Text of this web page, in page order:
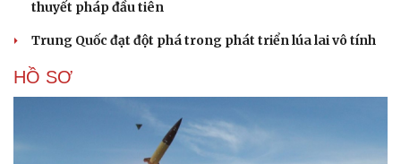
thuyết pháp đầu tiên
Trung Quốc đạt đột phá trong phát triển lúa lai vô tính
HỒ SƠ